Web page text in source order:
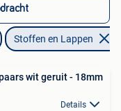
Stoffen en Lappen
wit geruit - 18mm
Details